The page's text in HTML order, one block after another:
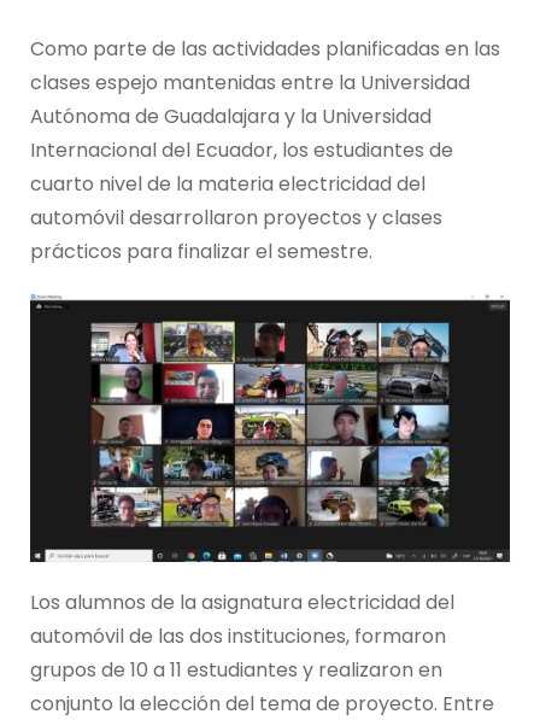
Como parte de las actividades planificadas en las
clases espejo mantenidas entre la Universidad
Autónoma de Guadalajara y la Universidad
Internacional del Ecuador, los estudiantes de
cuarto nivel de la materia electricidad del
automóvil desarrollaron proyectos y clases
prácticos para finalizar el semestre.
Los alumnos de la asignatura electricidad del
automóvil de las dos instituciones, formaron
grupos de 10 a 11 estudiantes y realizaron en
conjunto la elección del tema de proyecto. Entre